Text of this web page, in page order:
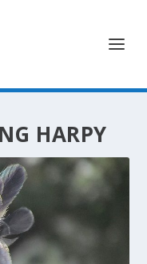
HARPY